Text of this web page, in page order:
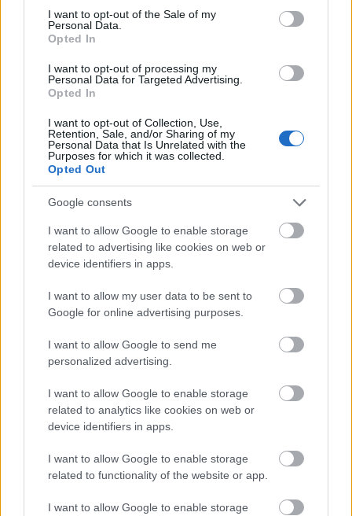
consent section.
I want to opt-out of the Sale of my
Personal Data.
Opted In
I want to opt-out of processing my
Personal Data for Targeted Advertising.
Opted In
I want to opt-out of Collection, Use,
Retention, Sale, and/or Sharing of my
Personal Data that Is Unrelated with the
Purposes for which it was collected.
Opted Out
Google consents
I want to allow Google to enable storage
related to advertising like cookies on web or
device identifiers in apps.
I want to allow my user data to be sent to
Google for online advertising purposes.
I want to allow Google to send me
personalized advertising.
I want to allow Google to enable storage
related to analytics like cookies on web or
device identifiers in apps.
I want to allow Google to enable storage
related to functionality of the website or app.
I want to allow Google to enable storage
Címkék:Lisa Batiashvili Guy Braunstein
Ajánlott bejegyzések:
Vetélkedő társművészetek
Ironikus